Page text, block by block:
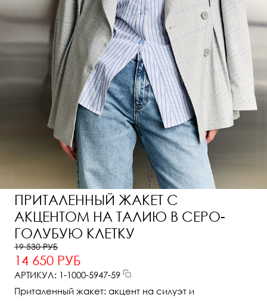
ПРИТАЛЕННЫЙ ЖАКЕТ С
АКЦЕНТОМ НА ТАЛИЮ В СЕРО-
ГОЛУБУЮ КЛЕТКУ
19 530 РУБ
14 650 РУБ
АРТИКУЛ: 1-1000-5947-59
Приталенный жакет: акцент на силуэт и